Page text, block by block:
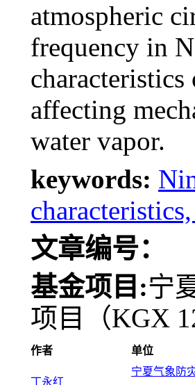
atmospheric
frequency in
affecting
water vapor.
keywords:
文章编号：
基金项目:宁
项目（KGX
作者 单位
丁永红
宁夏气象防